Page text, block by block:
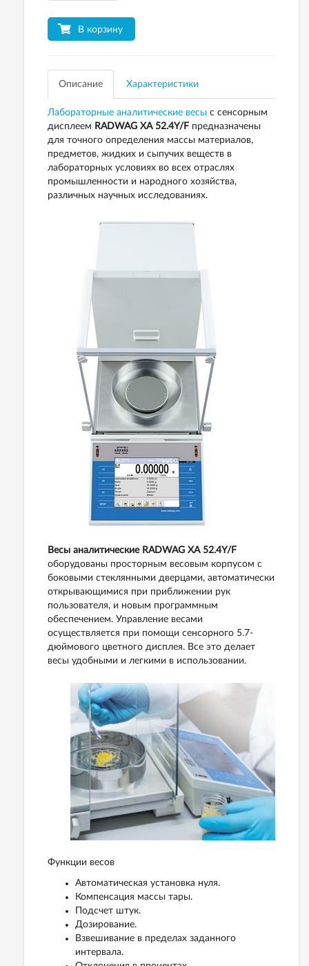
В корзину
Описание Характеристики
Лабораторные аналитические весы с сенсорным
дисплеем RADWAG ХА 52.4Y/F предназначены
для точного определения массы материалов,
предметов, жидких и сыпучих веществ в
лабораторных условиях во всех отраслях
промышленности и народного хозяйства,
различных научных исследованиях.
Весы аналитические RADWAG ХА 52.4Y/F
оборудованы просторным весовым корпусом с
боковыми стеклянными дверцами, автоматически
открывающимися при приближении рук
пользователя, и новым программным
обеспечением. Управление весами
осуществляется при помощи сенсорного 5.7-
дюймового цветного дисплея. Все это делает
весы удобными и легкими в использовании.
Функции весов
Автоматическая установка нуля.
Компенсация массы тары.
Подсчет штук.
Дозирование.
Взвешивание в пределах заданного
интервала.